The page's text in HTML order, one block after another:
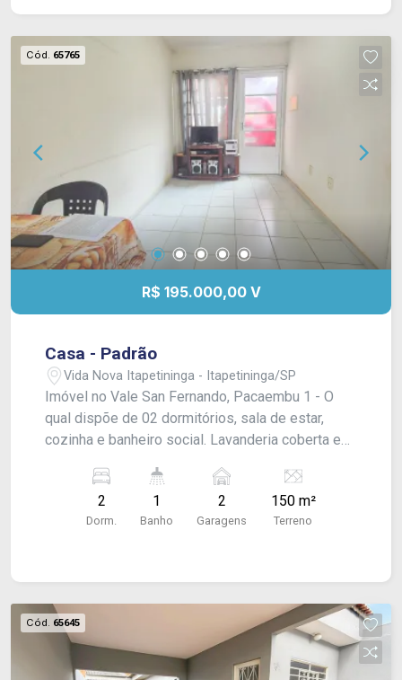
Cód. 65765
R$ 195.000,00 V
Casa - Padrão
Vida Nova Itapetininga - Itapetininga/SP
Imóvel no Vale San Fernando, Pacaembu 1 - O
qual dispõe de 02 dormitórios, sala de estar,
cozinha e banheiro social. Lavanderia coberta e
descoberto. Acabamento: Laje e piso frio.
2
Dorm.
1
Banho
2
Garagens
150 m²
Terreno
Cód. 65645